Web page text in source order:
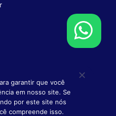
garantir que você
em nosso site. Se
por este site nós
compreende isso.